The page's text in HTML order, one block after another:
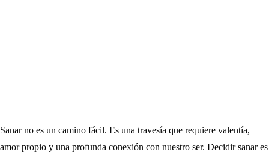
Sanar no es un camino fácil. Es una travesía que requiere valentía,
amor propio y una profunda conexión con nuestro ser. Decidir sanar es